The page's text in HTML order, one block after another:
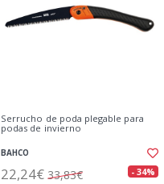
Serrucho de poda plegable para
podas de invierno
BAHCO
22,24€ 33,83€ - 34%